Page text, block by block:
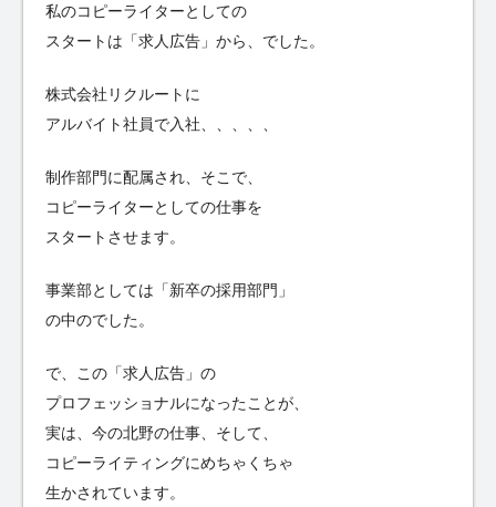
私のコピーライターとしての
スタートは「求人広告」から、でした。
株式会社リクルートに
アルバイト社員で入社、、、、、
制作部門に配属され、そこで、
コピーライターとしての仕事を
スタートさせます。
事業部としては「新卒の採用部門」
の中のでした。
で、この「求人広告」の
プロフェッショナルになったことが、
実は、今の北野の仕事、そして、
コピーライティングにめちゃくちゃ
生かされています。